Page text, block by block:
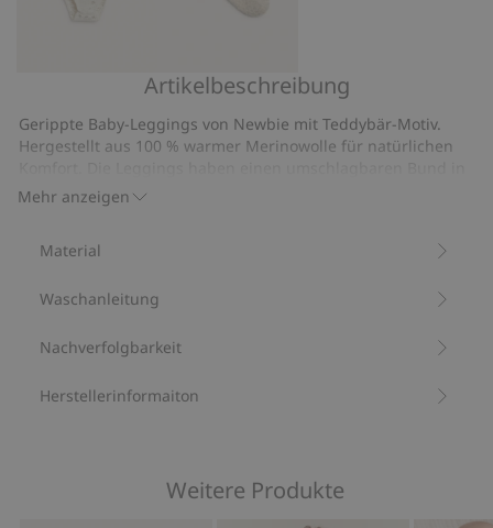
aus
Socken
einer
Artikelbeschreibung
Mehr anzeigen
Gerippte Baby-Leggings von Newbie mit Teddybär-Motiv.
Hergestellt aus 100 % warmer Merinowolle für natürlichen
der Taille und an den Beinen, sodass das Kleidungsstück mit
dem Kind mitwachsen und über einen längeren Zeitraum
Aus 100 % zertifizierter Wolle.
RWS-zertifizierte Wolle
Material
Waschanleitung
Nachverfolgbarkeit
Herstellerinformaiton
Weitere Produkte